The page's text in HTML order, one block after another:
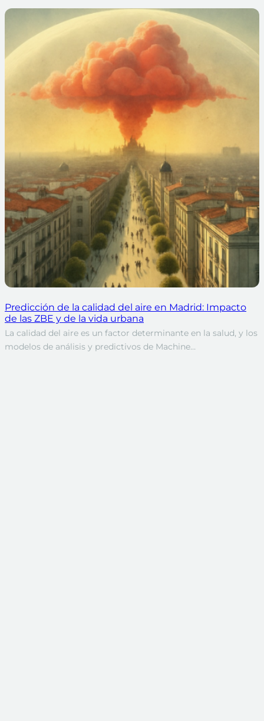
Predicción de la calidad del aire en Madrid: Impacto
de las ZBE y de la vida urbana
La calidad del aire es un factor determinante en la salud, y los
modelos de análisis y predictivos de Machine…